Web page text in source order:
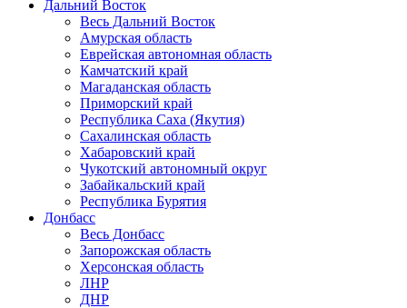
Дальний Восток
Весь Дальний Восток
Амурская область
Еврейская автономная область
Камчатский край
Магаданская область
Приморский край
Республика Саха (Якутия)
Сахалинская область
Хабаровский край
Чукотский автономный округ
Забайкальский край
Республика Бурятия
Донбасс
Весь Донбасс
Запорожская область
Херсонская область
ЛНР
ДНР